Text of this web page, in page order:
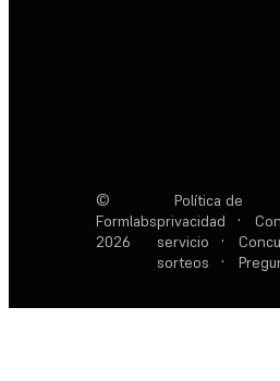
©
Formlabs
2026
Política de
privacidad
·
servicio
·
sorteos
·